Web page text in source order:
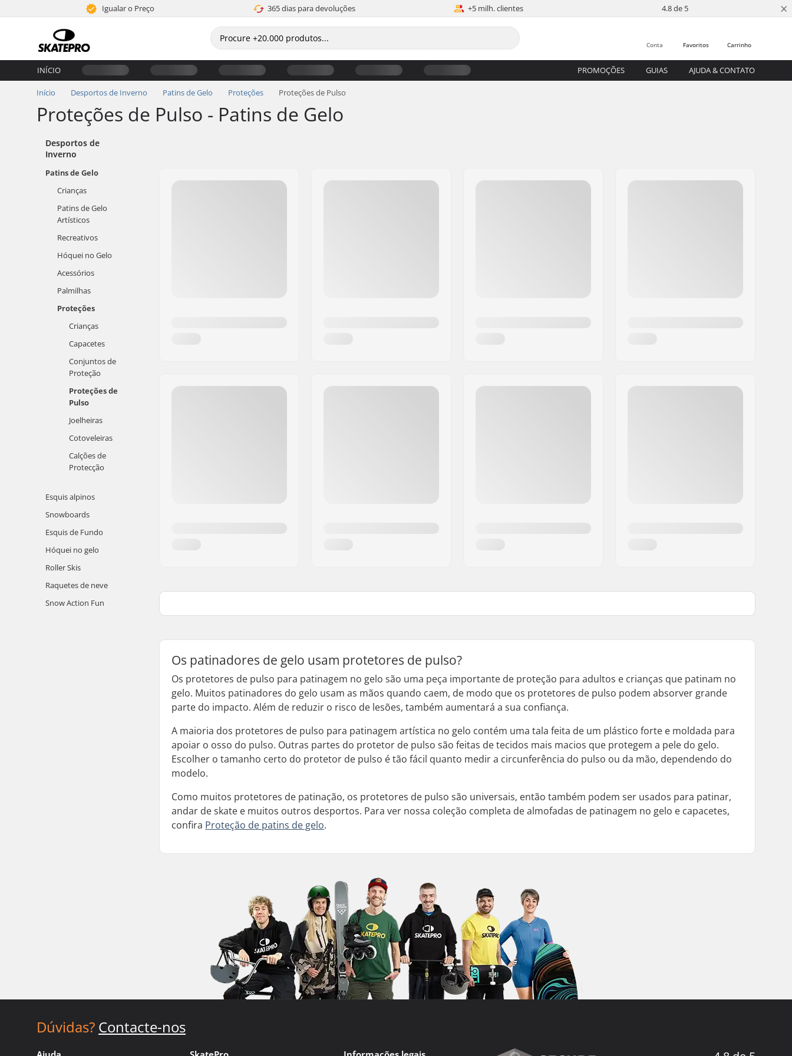
Igualar o Preço 365 dias para devoluções +5 milh. clientes 4.8 de 5 ×
Carrinho
Favoritos
Conta
INÍCIO PROMOÇÕES GUIAS AJUDA & CONTATO
Início Desportos de Inverno Patins de Gelo Proteções Proteções de Pulso
Proteções de Pulso - Patins de Gelo
Desportos de
Inverno
Patins de Gelo
Crianças
Patins de Gelo
Artísticos
Recreativos
Hóquei no Gelo
Acessórios
Palmilhas
Proteções
Crianças
Capacetes
Conjuntos de
Proteção
Proteções de
Pulso
Joelheiras
Cotoveleiras
Calções de
Protecção
Esquis alpinos
Snowboards
Esquis de Fundo
Hóquei no gelo
Roller Skis
Raquetes de neve
Snow Action Fun
Os patinadores de gelo usam protetores de pulso?
Os protetores de pulso para patinagem no gelo são uma peça importante de proteção para adultos e crianças que patinam no
gelo. Muitos patinadores do gelo usam as mãos quando caem, de modo que os protetores de pulso podem absorver grande
parte do impacto. Além de reduzir o risco de lesões, também aumentará a sua confiança.
A maioria dos protetores de pulso para patinagem artística no gelo contém uma tala feita de um plástico forte e moldada para
apoiar o osso do pulso. Outras partes do protetor de pulso são feitas de tecidos mais macios que protegem a pele do gelo.
Escolher o tamanho certo do protetor de pulso é tão fácil quanto medir a circunferência do pulso ou da mão, dependendo do
modelo.
Como muitos protetores de patinação, os protetores de pulso são universais, então também podem ser usados para patinar,
andar de skate e muitos outros desportos. Para ver nossa coleção completa de almofadas de patinagem no gelo e capacetes,
confira Proteção de patins de gelo.
Dúvidas? Contacte-nos